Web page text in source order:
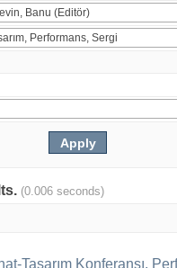
(0.006 seconds)
Tasarım Konferansı,